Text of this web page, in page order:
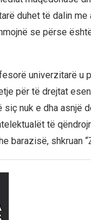
duhet të dalin me
se përse
univerzitarë u
për të drejtat
nuk e dha asnjë
të
barazisë, shkruan